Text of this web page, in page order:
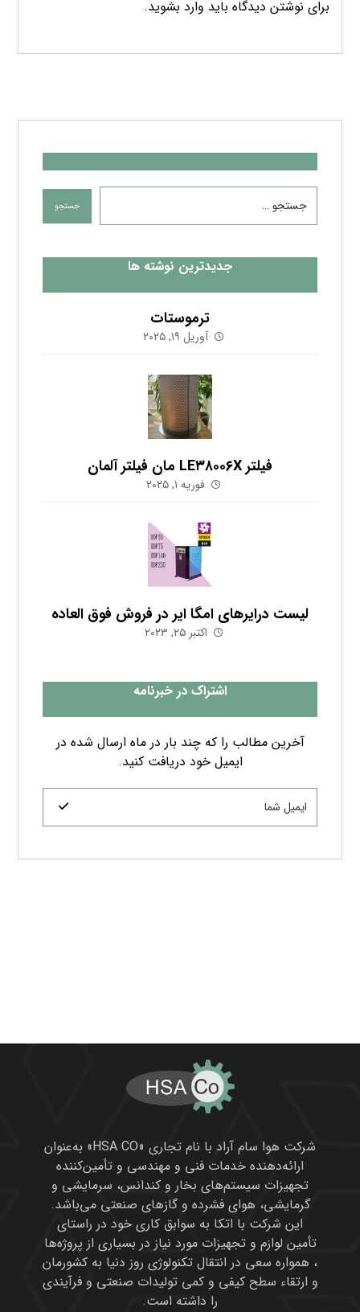
برای نوشتن دیدگاه باید وارد بشوید.
جدیدترین نوشته ها
ترموستات
آوریل ۱۹, ۲۰۲۵
فیلتر LE۳۸۰۰۶X مان فیلتر آلمان
فوریه ۱, ۲۰۲۵
لیست درایرهای امگا ایر در فروش فوق العاده
اکتبر ۲۵, ۲۰۲۳
اشتراک در خبرنامه
آخرین مطالب را که چند بار در ماه ارسال شده در
ایمیل خود دریافت کنید.
شرکت هوا سام آراد با نام تجاری «HSA CO» به‌عنوان
ارائه‌دهنده خدمات فنی و مهندسی و تأمین‌کننده
تجهیزات سیستم‌های بخار و کندانس، سرمایشی و
گرمایشی، هوای فشرده و گازهای صنعتی می‌باشد.
این شرکت با اتکا به سوابق کاری خود در راستای
تأمین لوازم و تجهیزات مورد نیاز در بسیاری از پروژه‌ها
، همواره سعی در انتقال تکنولوژی روز دنیا به کشورمان
و ارتقاء سطح کیفی و کمی تولیدات صنعتی و فرآیندی
را داشته است.